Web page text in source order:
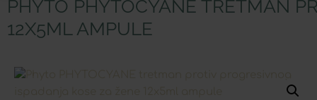
PHYTO PHYTOCYANE TRETMAN
12X5ML AMPULE